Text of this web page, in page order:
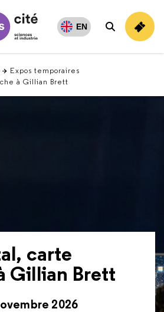
EN Rechercher
Expos temporaires
à Gillian Brett
carte
Gillian Brett
2026